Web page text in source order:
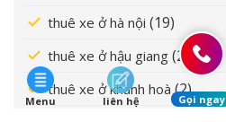
thuê xe ở hà nội (19)
thuê xe ở hậu giang (23)
thuê xe ở khánh hoà(2)
Menu liên hệ Gọi ngay